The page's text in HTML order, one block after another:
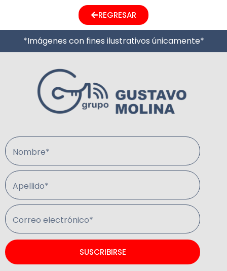
REGRESAR
*Imágenes con fines ilustrativos únicamente*
Nombre*
Apellido*
Correo electrónico*
SUSCRIBIRSE